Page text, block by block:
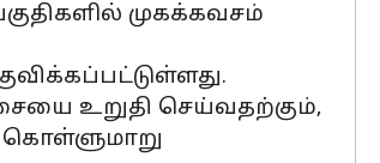
முகக்கவசம்
உறுதி செய்வதற்கும்,
கொள்ளுமாறு